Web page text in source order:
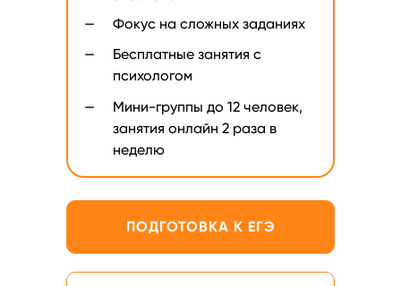
ПОДГОТОВКА К ЕГЭ
—
Фокус на сложных заданиях
—
Бесплатные занятия с
психологом
—
Мини-группы до 12 человек,
занятия онлайн 2 раза в
неделю